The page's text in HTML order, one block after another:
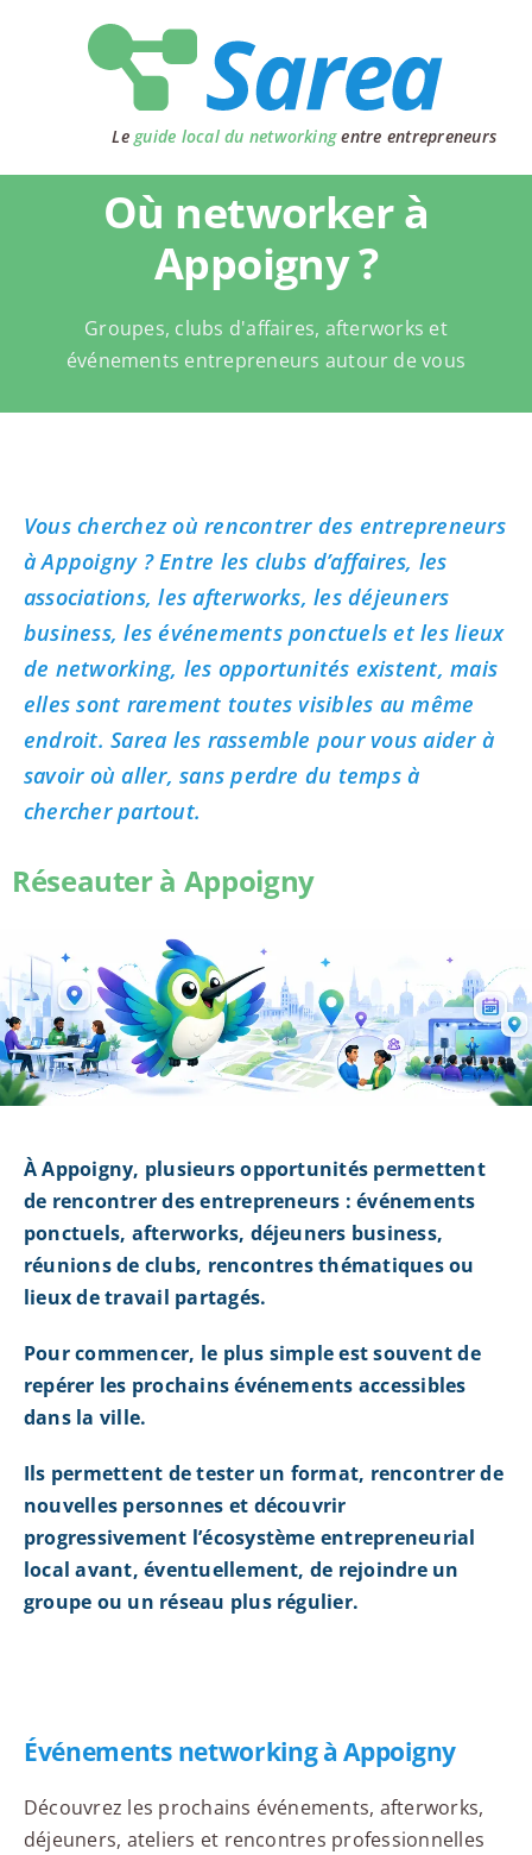
Le guide local du networkingentre entrepreneurs
Où networker à
Appoigny ?
Groupes, clubs d'affaires, afterworks et
événements entrepreneurs autour de vous
Vous cherchez où rencontrer des entrepreneurs
à Appoigny ? Entre les clubs d’affaires, les
associations, les afterworks, les déjeuners
business, les événements ponctuels et les lieux
de networking, les opportunités existent, mais
elles sont rarement toutes visibles au même
endroit. Sarea les rassemble pour vous aider à
savoir où aller, sans perdre du temps à
chercher partout.
Réseauter à Appoigny
À Appoigny, plusieurs opportunités permettent
de rencontrer des entrepreneurs : événements
ponctuels, afterworks, déjeuners business,
réunions de clubs, rencontres thématiques ou
lieux de travail partagés.
Pour commencer, le plus simple est souvent de
repérer les prochains événements accessibles
dans la ville.
Ils permettent de tester un format, rencontrer de
nouvelles personnes et découvrir
progressivement l’écosystème entrepreneurial
local avant, éventuellement, de rejoindre un
groupe ou un réseau plus régulier.
Événements networking à Appoigny
Découvrez les prochains événements, afterworks,
déjeuners, ateliers et rencontres professionnelles